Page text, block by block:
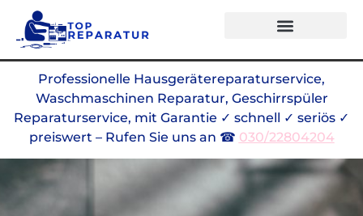
Professionelle Hausgerätereparaturservice,
Waschmaschinen Reparatur, Geschirrspüler
Reparaturservice, mit Garantie ✓ schnell ✓ seriös ✓
preiswert – Rufen Sie uns an ☎ 030/22804204